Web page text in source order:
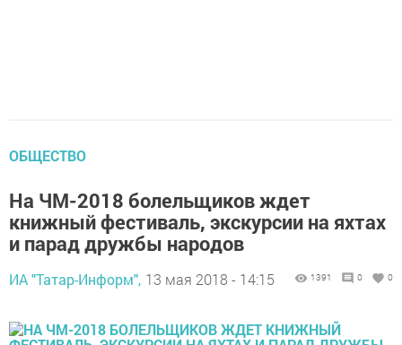
ОБЩЕСТВО
На ЧМ-2018 болельщиков ждет
книжный фестиваль, экскурсии на яхтах
и парад дружбы народов
ИА "Татар-Информ", 13 мая 2018 - 14:15 1391 0 0